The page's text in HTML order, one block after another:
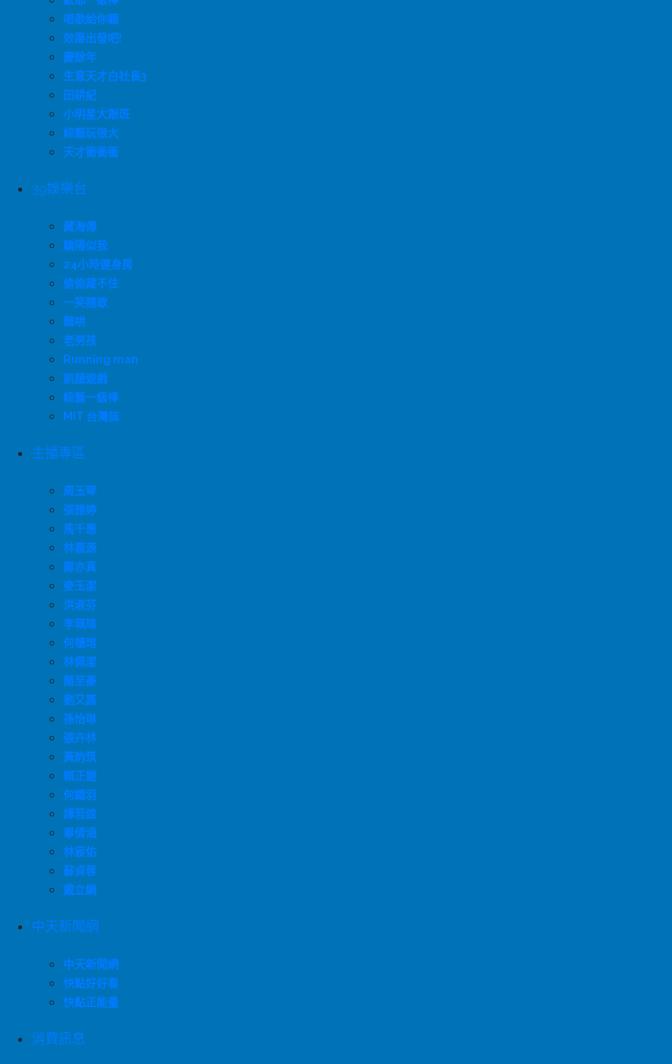
唱歌給你聽
效廉出發吧!
慶餘年
生意天才白社長3
田耕紀
小明星大跟班
綜藝玩很大
天才衝衝衝
39娛樂台
藏海傳
驕陽似我
24小時健身房
偷偷藏不住
一笑隨歌
難哄
老男孩
Running man
飢餓遊戲
綜藝一級棒
MIT 台灣誌
主播專區
周玉琴
張雅婷
馬千惠
林嘉源
鄭亦真
麥玉潔
洪淑芬
李珮瑄
何橞瑢
林佩潔
簡至豪
劉又嘉
孫怡琳
張卉林
黃韵筑
賴正鎧
何織羽
譚若誼
畢倩涵
林宸佑
蘇貞蓉
戴立綱
中天新聞網
中天新聞網
快點好好看
快點正能量
消費訊息